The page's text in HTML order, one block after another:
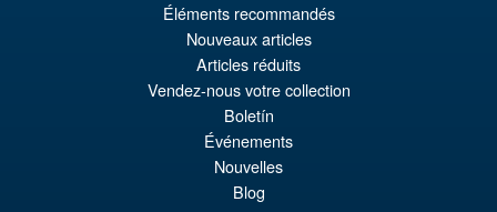
PRÉ COMMANDE
S.H.Figuarts Dragon Ball Z
Frieza Fourth Form Action
Figure ( New Sculpt )
Éléments recommandés
Nouveaux articles
Articles réduits
Vendez-nous votre collection
Boletín
Événements
Nouvelles
Blog